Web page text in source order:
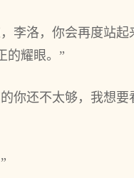
李洛，你会再度站起
的耀眼。”
你还不太够，我想要